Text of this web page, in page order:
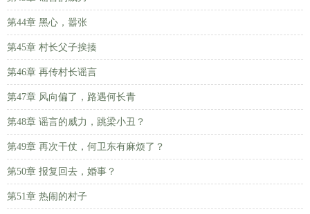
第44章 黑心，嚣张
第45章 村长父子挨揍
第46章 再传村长谣言
第47章 风向偏了，路遇何长青
第48章 谣言的威力，跳梁小丑？
第49章 再次干仗，何卫东有麻烦了？
第50章 报复回去，婚事？
第51章 热闹的村子